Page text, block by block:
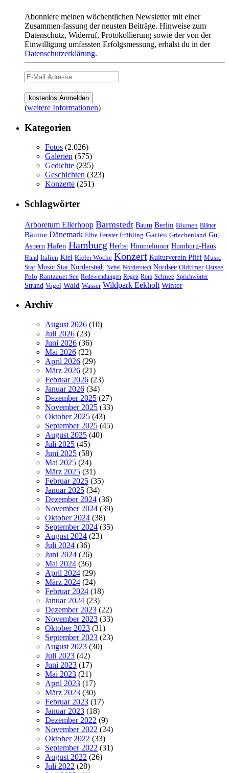
Abonniere meinen wöchentlichen Newsletter mit einer
Zusammen-fassung der neusten Beiträge. Hinweise zum
Datenschutz, Widerruf, Protokollierung sowie der von der
Einwilligung umfassten Erfolgsmessung, erhälst du in der
Datenschutzerklärung.
(weitere Informationen)
Kategorien
Fotos (2.026)
Galerien (575)
Gedichte (235)
Geschichten (323)
Konzerte (251)
Schlagwörter
Arboretum Ellerhoop Barmstedt Baum Berlin Blumen Blätter
Bäume Dänemark Elbe Fenster Frühling Garten Griechenland Gut
Aspern Hafen Hamburg Herbst Himmelmoor Humburg-Haus
Hund Italien Kiel Kieler Woche Konzert Kulturverein Pfiff Music
Star Music Star Norderstedt Nebel Norderstedt Nordsee Oldtimer Ostsee
Polo Rantzauer See Redewendungen Regen Rom Schnee Sprichwörter
Strand Vogel Wald Wasser Wildpark Eekholt Winter
Archiv
August 2026 (10)
Juli 2026 (23)
Juni 2026 (36)
Mai 2026 (22)
April 2026 (29)
März 2026 (21)
Februar 2026 (23)
Januar 2026 (34)
Dezember 2025 (27)
November 2025 (33)
Oktober 2025 (43)
September 2025 (45)
August 2025 (40)
Juli 2025 (45)
Juni 2025 (58)
Mai 2025 (24)
März 2025 (31)
Februar 2025 (35)
Januar 2025 (34)
Dezember 2024 (36)
November 2024 (39)
Oktober 2024 (38)
September 2024 (35)
August 2024 (23)
Juli 2024 (36)
Juni 2024 (26)
Mai 2024 (36)
April 2024 (29)
März 2024 (24)
Februar 2024 (18)
Januar 2024 (23)
Dezember 2023 (22)
November 2023 (33)
Oktober 2023 (31)
September 2023 (23)
August 2023 (30)
Juli 2023 (42)
Juni 2023 (17)
Mai 2023 (21)
April 2023 (17)
März 2023 (30)
Februar 2023 (17)
Januar 2023 (18)
Dezember 2022 (9)
November 2022 (24)
Oktober 2022 (33)
September 2022 (31)
August 2022 (26)
Juli 2022 (28)